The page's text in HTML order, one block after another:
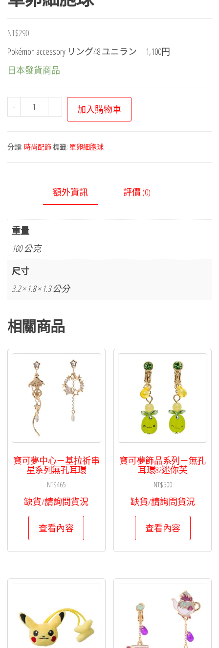
NT$290
Pokémon accessory リング48 ユニラン 1,100円
日本發貨商品
-
可
飾
指
單
卵
胞
數
量
+ 加入購物車
分類: 時尚配飾標籤: 單卵細胞球
額外資訊 評價 (0)
重量
100 公克
尺寸
3.2 × 1.8 × 1.3 公分
相關商品
寶可夢中心－基拉祈串
星系列無孔耳環
NT$465
缺貨/請詢問貨況
查看內容
寶可夢飾品系列－無孔
耳環82迷你芙
NT$500
缺貨/請詢問貨況
查看內容